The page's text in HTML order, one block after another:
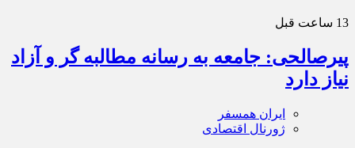
13 ساعت قبل
پیرصالحی: جامعه به رسانه مطالبه گر و آزاد
نیاز دارد
ایران همسفر
ژورنال اقتصادی